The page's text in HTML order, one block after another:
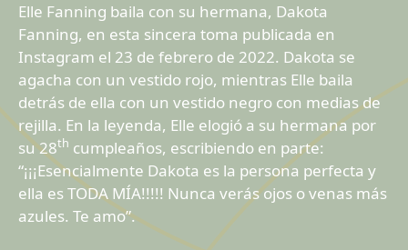
Elle Fanning baila con su hermana, Dakota
Fanning, en esta sincera toma publicada en
Instagram el 23 de febrero de 2022. Dakota se
agacha con un vestido rojo, mientras Elle baila
detrás de ella con un vestido negro con medias de
rejilla. En la leyenda, Elle elogió a su hermana por
su 28th cumpleaños, escribiendo en parte:
“¡¡¡Esencialmente Dakota es la persona perfecta y
ella es TODA MÍA!!!!! Nunca verás ojos o venas más
azules. Te amo”.